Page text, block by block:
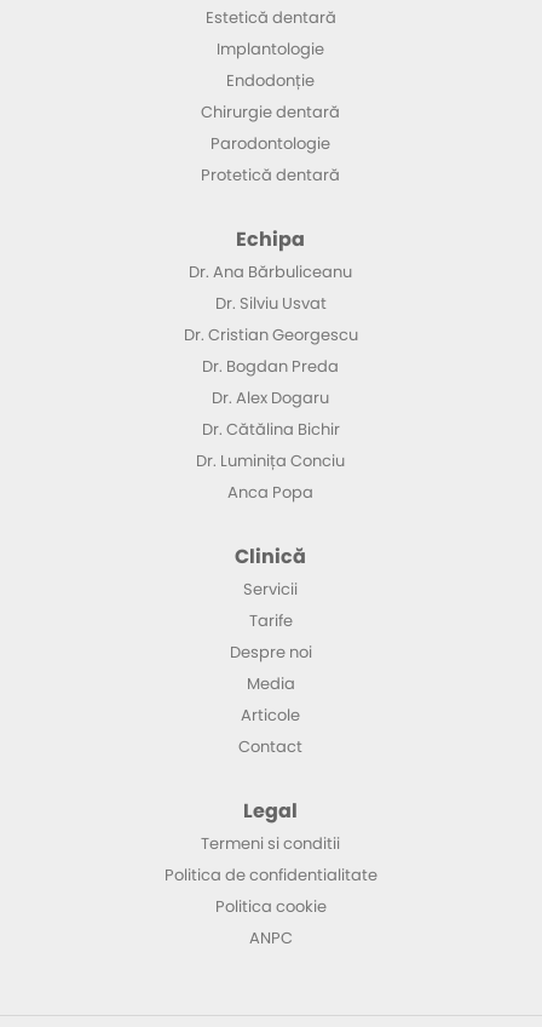
Estetică dentară
Implantologie
Endodonție
Chirurgie dentară
Parodontologie
Protetică dentară
Echipa
Dr. Ana Bărbuliceanu
Dr. Silviu Usvat
Dr. Cristian Georgescu
Dr. Bogdan Preda
Dr. Alex Dogaru
Dr. Cătălina Bichir
Dr. Luminița Conciu
Anca Popa
Clinică
Servicii
Tarife
Despre noi
Media
Articole
Contact
Legal
Termeni si conditii
Politica de confidentialitate
Politica cookie
ANPC